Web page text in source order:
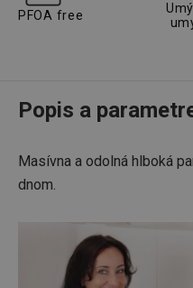
PFOA free
Popis a
Masívna a odolná hlboká
dnom.